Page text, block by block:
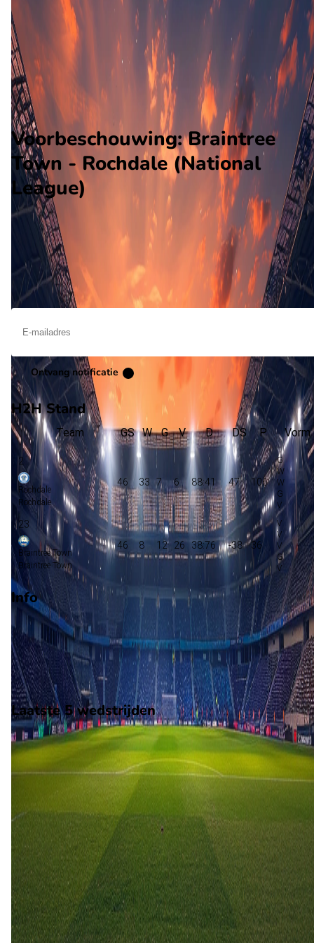
Alle wedstrijden
Braintree Town - Rochdale
Opstellingen
Voorspelling
Voorbeschouwing
Voorbeschouwing: Braintree
Town - Rochdale (National
League)
Op april 18 2026 gaat Braintree Town de strijd aan met
Rochdale. De wedstrijd wordt afgetrapt om 16:30 en wordt
gespeeld in de National League.
Ontvang een notificatie als deze voorbeschouwing beschikbaar is
Ontvang notificatie
H2H Stand
Team GS W G V D DS P Vorm
2
Rochdale
Rochdale
46 33 7 6 88:41 47 106
23
Braintree Town
Braintree Town
46 8 12 26 38:76 -38 36
Info
Op 18 april 2026 gaat Braintree Town de strijd aan met
Rochdale. De wedstrijd wordt afgetrapt om 16:30 en wordt
gespeeld in de National League.
Stadion: Ironmongery Direct Stadium
Scheidsrechter: Onbekend
Laatste 5 wedstrijden
H2H
Braintree Town
Rochdale
Braintree Town
Rochdale
1
6 sep
2025
Rochdale
Braintree Town
0
5 mei 2025